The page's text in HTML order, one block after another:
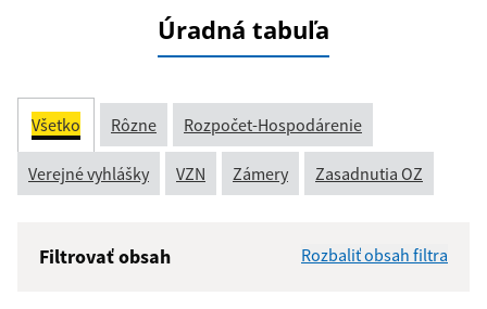
Úradná tabuľa
Všetko Rôzne Rozpočet-Hospodárenie
Verejné vyhlášky VZN Zámery Zasadnutia OZ
Filtrovať obsah Rozbaliť obsah filtra